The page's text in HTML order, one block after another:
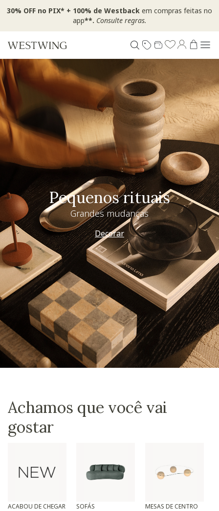
30% OFF no PIX* + 100% de Westback em compras feitas no
app**. Consulte regras.
Pequenos rituais
Grandes mudanças
Decorar
Achamos que você vai
gostar
ACABOU DE CHEGAR SOFÁS MESAS DE CENTRO